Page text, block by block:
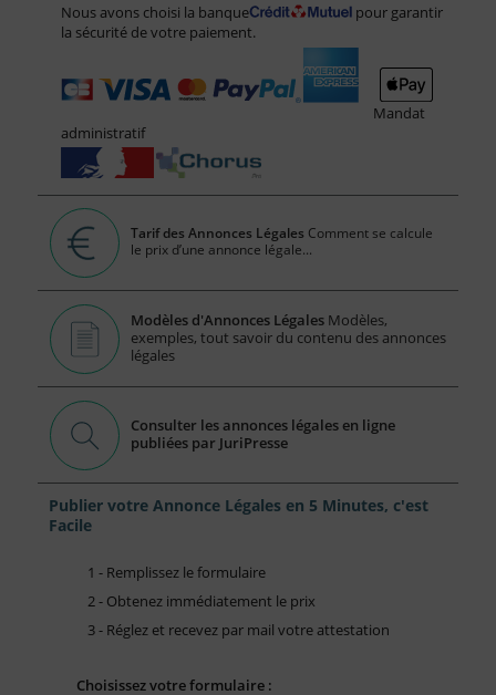
Nous avons choisi la banque
pour garantir
la sécurité de votre paiement.
Mandat
administratif
Tarif des Annonces Légales Comment se calcule
le prix d’une annonce légale...
Modèles d'Annonces Légales Modèles,
exemples, tout savoir du contenu des annonces
légales
Consulter les annonces légales en ligne
publiées par JuriPresse
Publier votre Annonce Légales en 5 Minutes, c'est
Facile
1 - Remplissez le formulaire
2 - Obtenez immédiatement le prix
3 - Réglez et recevez par mail votre attestation
Choisissez votre formulaire :